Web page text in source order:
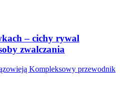
– cichy rywal
zwalczania